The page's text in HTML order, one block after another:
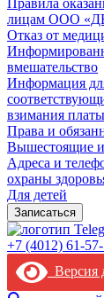
Правила
лицам ООО
Отказ от
вмешательство
Информация
взимания платы
Права и
Вышестоящие
Адреса и
охраны
Для детей
Записаться
+7 (4012) 61-
Версия